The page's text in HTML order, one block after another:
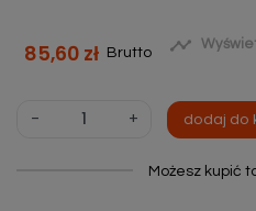
85,60 zł Brutto 
- + dodaj do
Możesz kupić